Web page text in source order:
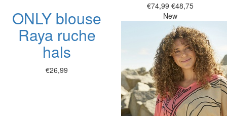
ONLY blouse
Raya ruche
hals
€26,99
€74,99 €48,75
New